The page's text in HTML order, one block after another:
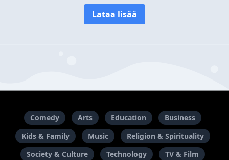
Lataa lisää
Comedy Arts Education
Business
Kids & Family
Music
Religion & Spirituality
Society & Culture
Technology
TV & Film